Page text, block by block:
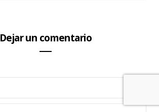
Dejar un comentario